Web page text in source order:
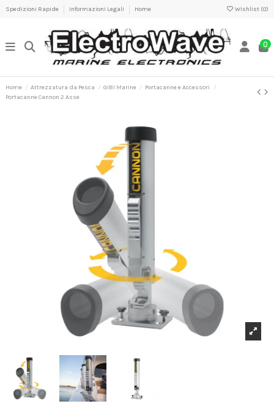
Spedizioni Rapide Informazioni Legali Home Wishlist (0)
0
Home Attrezzatura da Pesca GIBI Marine
Portacanne e Accessori
Portacanne Cannon 2 Asse